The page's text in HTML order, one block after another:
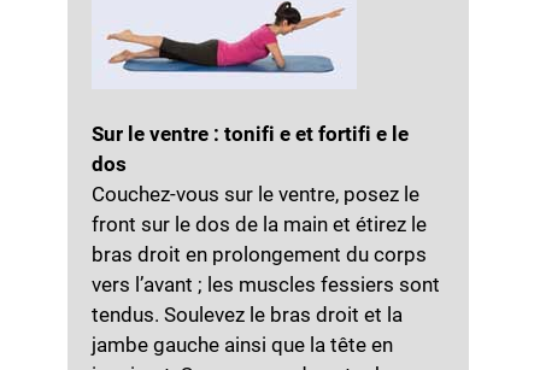
Sur le ventre : tonifi e et fortifi e le
dos
Couchez-vous sur le ventre, posez le
front sur le dos de la main et étirez le
bras droit en prolongement du corps
vers l’avant ; les muscles fessiers sont
tendus. Soulevez le bras droit et la
jambe gauche ainsi que la tête en